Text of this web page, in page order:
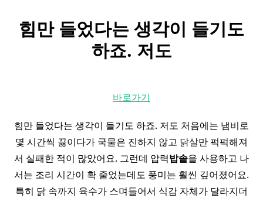
힘만 들었다는 생각이 들기도
하죠. 저도
바로가기
힘만 들었다는 생각이 들기도 하죠. 저도 처음에는 냄비로
몇 시간씩 끓이다가 국물은 진하지 않고 닭살만 퍽퍽해져
서 실패한 적이 많았어요. 그런데 압력밥솥을 사용하고 나
서는 조리 시간이 확 줄었는데도 풍미는 훨씬 깊어졌어요.
특히 닭 속까지 육수가 스며들어서 식감 자체가 달라지더